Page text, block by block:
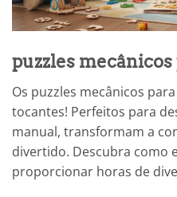
puzzles
Os puzzles mecânicos
tocantes! Perfeitos para
manual, transformam a
divertido. Descubra como
proporcionar horas de